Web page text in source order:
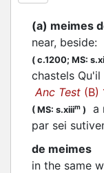
(a) meimes
near, beside:
( c.1200; MS:
chastels
Anc Test (B)
( MS: s.xiiim )
a
par sei
de meimes
in the same